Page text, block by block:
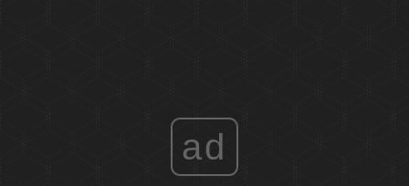
ad